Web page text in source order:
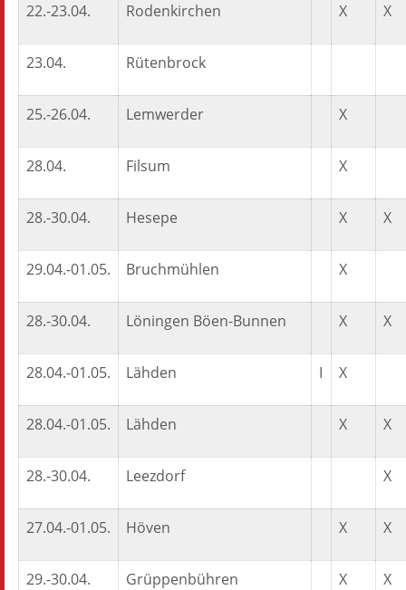
22.-23.04. Rodenkirchen X X
23.04. Rütenbrock
25.-26.04. Lemwerder X
28.04. Filsum X
28.-30.04. Hesepe X X
29.04.-01.05. Bruchmühlen X
28.-30.04. Löningen Böen-Bunnen X X
28.04.-01.05. Lähden I X
28.04.-01.05. Lähden X X
28.-30.04. Leezdorf X
27.04.-01.05. Höven X X
29.-30.04. Grüppenbühren X X